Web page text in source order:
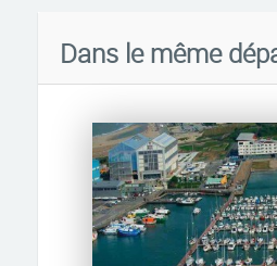
Dans le même